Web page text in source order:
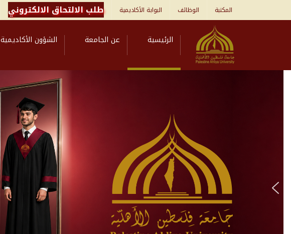
المكتبة الوظائف البوابة الأكاديمية طلب الالتحاق الالكتروني
الرئيسية عن الجامعة الشؤون الأكاديمية